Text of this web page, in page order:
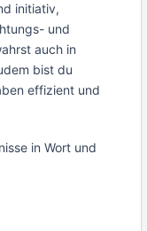
initiativ,
und
auch in
bist du
effizient und
in Wort und